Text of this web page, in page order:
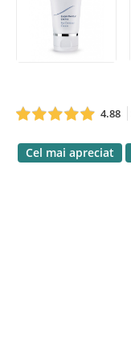
4.88
Cel mai apreciat